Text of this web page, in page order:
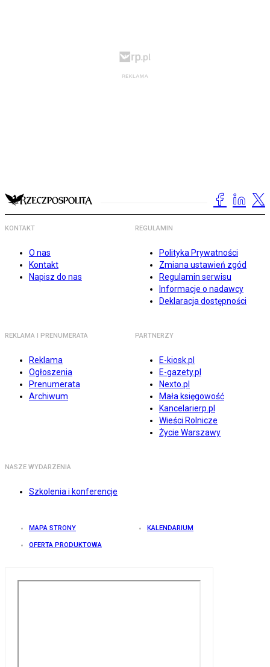
KONTAKT
O nas
Kontakt
Napisz do nas
REGULAMIN
Polityka Prywatności
Zmiana ustawień zgód
Regulamin serwisu
Informacje o nadawcy
Deklaracja dostępności
REKLAMA I PRENUMERATA
Reklama
Ogłoszenia
Prenumerata
Archiwum
PARTNERZY
E-kiosk.pl
E-gazety.pl
Nexto.pl
Mała księgowość
Kancelarierp.pl
Wieści Rolnicze
Życie Warszawy
NASZE WYDARZENIA
Szkolenia i konferencje
MAPA STRONY KALENDARIUM
OFERTA PRODUKTOWA